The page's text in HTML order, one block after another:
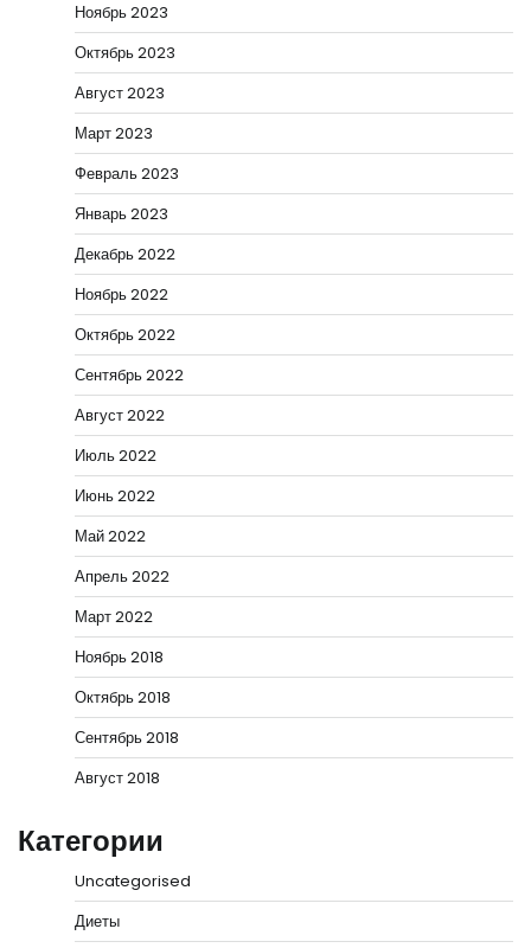
Ноябрь 2023
Октябрь 2023
Август 2023
Март 2023
Февраль 2023
Январь 2023
Декабрь 2022
Ноябрь 2022
Октябрь 2022
Сентябрь 2022
Август 2022
Июль 2022
Июнь 2022
Май 2022
Апрель 2022
Март 2022
Ноябрь 2018
Октябрь 2018
Сентябрь 2018
Август 2018
Категории
Uncategorised
Диеты